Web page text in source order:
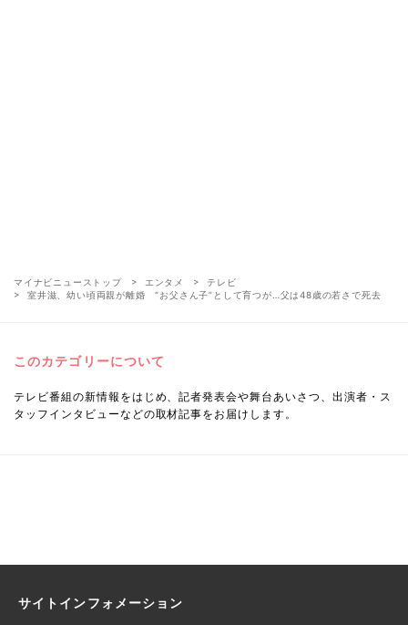
マイナビニューストップ エンタメ
テレビ
室井滋、幼い頃両親が離婚 “お父さん子”として育つが…父は48歳の若さで死去
このカテゴリーについて
テレビ番組の新情報をはじめ、記者発表会や舞台あいさつ、出演者・ス
タッフインタビューなどの取材記事をお届けします。
サイトインフォメーション